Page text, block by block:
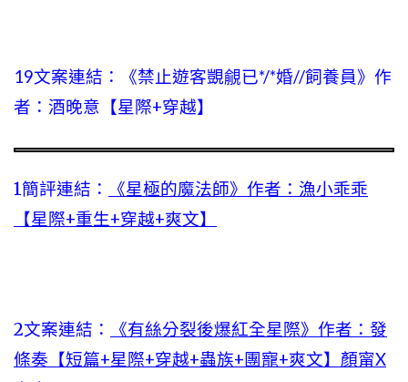
19文案連結：《禁止遊客覬覦已*/*婚//飼養員》作
者：酒晚意【星際+穿越】
1簡評連結：
《星極的魔法師》作者：漁小乖乖
【星際+重生+穿越+爽文】
2文案連結：
《有絲分裂後爆紅全星際》作者：發
條奏【短篇+星際+穿越+蟲族+團寵+爽文】顏甯X